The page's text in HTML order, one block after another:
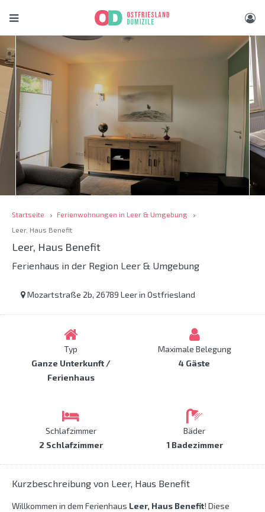
Startseite
Ferienwohnungen in Leer & Umgebung
Leer, Haus Benefit
Leer, Haus Benefit
Ferienhaus in der Region Leer & Umgebung
Mozartstraße 2b, 26789 Leer in Ostfriesland
Typ
Ganze Unterkunft /
Ferienhaus
Maximale Belegung
4 Gäste
Schlafzimmer
2 Schlafzimmer
Bäder
1 Badezimmer
Kurzbeschreibung von Leer, Haus Benefit
Willkommen in dem Ferienhaus Leer, Haus Benefit! Diese